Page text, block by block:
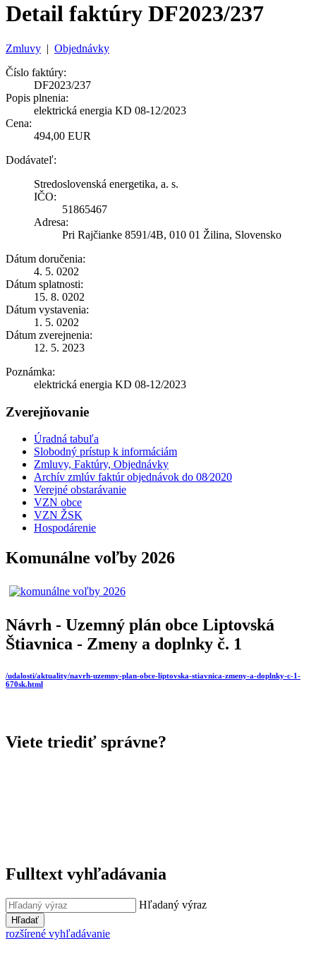
Detail faktúry DF2023/237
Zmluvy | Objednávky
Číslo faktúry:
DF2023/237
Popis plnenia:
elektrická energia KD 08-12/2023
Cena:
494,00 EUR
Dodávateľ:
Stredoslovenská energetika, a. s.
IČO:
51865467
Adresa:
Pri Rajčianke 8591/4B, 010 01 Žilina, Slovensko
Dátum doručenia:
4. 5. 0202
Dátum splatnosti:
15. 8. 0202
Dátum vystavenia:
1. 5. 0202
Dátum zverejnenia:
12. 5. 2023
Poznámka:
elektrická energia KD 08-12/2023
Zverejňovanie
Úradná tabuľa
Slobodný prístup k informáciám
Zmluvy, Faktúry, Objednávky
Archív zmlúv faktúr objednávok do 08⁄2020
Verejné obstarávanie
VZN obce
VZN ŽSK
Hospodárenie
Komunálne voľby 2026
Návrh - Uzemný plán obce Liptovská
Štiavnica - Zmeny a doplnky č. 1
/udalosti/aktuality/navrh-uzemny-plan-obce-liptovska-stiavnica-zmeny-a-doplnky-c-1-
670sk.html
Viete triediť správne?
Fulltext vyhľadávania
Hľadaný výraz
Hľadať
rozšírené vyhľadávanie